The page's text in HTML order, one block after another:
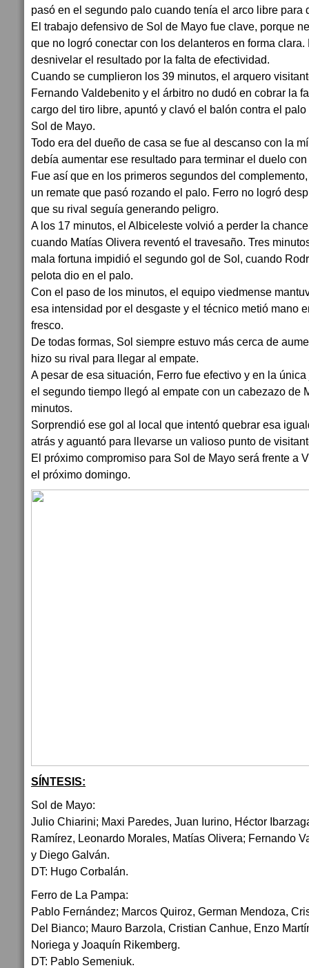
pasó en el segundo palo cuando tenía el arco libre para
El trabajo defensivo de Sol de Mayo fue clave, porque
que no logró conectar con los delanteros en forma
desnivelar el resultado por la falta de efectividad.
Cuando se cumplieron los 39 minutos, el arquero
Fernando Valdebenito y el árbitro no dudó en cobrar la
cargo del tiro libre, apuntó y clavó el balón contra el
Sol de Mayo.
Todo era del dueño de casa se fue al descanso con la
debía aumentar ese resultado para terminar el duelo
Fue así que en los primeros segundos del
un remate que pasó rozando el palo. Ferro no logró
que su rival seguía generando peligro.
A los 17 minutos, el Albiceleste volvió a perder la
cuando Matías Olivera reventó el travesaño. Tres
mala fortuna impidió el segundo gol de Sol, cuando
pelota dio en el palo.
Con el paso de los minutos, el equipo viedmense
esa intensidad por el desgaste y el técnico metió mano
fresco.
De todas formas, Sol siempre estuvo más cerca de
hizo su rival para llegar al empate.
A pesar de esa situación, Ferro fue efectivo y en la
el segundo tiempo llegó al empate con un cabezazo de
minutos.
Sorprendió ese gol al local que intentó quebrar esa
atrás y aguantó para llevarse un valioso punto de
El próximo compromiso para Sol de Mayo será frente a
el próximo domingo.
SÍNTESIS:
Sol de Mayo:
Julio Chiarini; Maxi Paredes, Juan Iurino, Héctor
Ramírez, Leonardo Morales, Matías Olivera; Fernando
y Diego Galván.
DT: Hugo Corbalán.
Ferro de La Pampa:
Pablo Fernández; Marcos Quiroz, German Mendoza,
Del Bianco; Mauro Barzola, Cristian Canhue, Enzo
Noriega y Joaquín Rikemberg.
DT: Pablo Semeniuk.